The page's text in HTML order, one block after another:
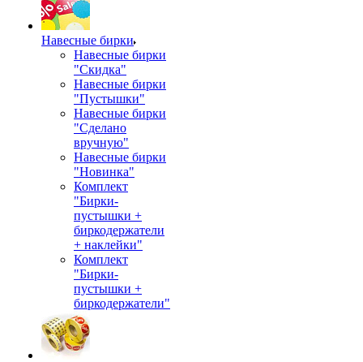
Навесные бирки
Навесные бирки
"Скидка"
Навесные бирки
"Пустышки"
Навесные бирки
"Сделано
вручную"
Навесные бирки
"Новинка"
Комплект
"Бирки-
пустышки +
биркодержатели
+ наклейки"
Комплект
"Бирки-
пустышки +
биркодержатели"